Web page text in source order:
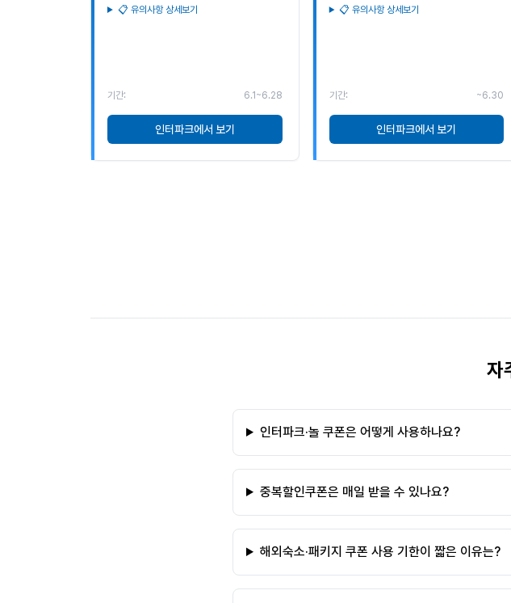
📋 유의사항 상세보기
기간: 6.1~6.28
인터파크에서 보기
📋 유의사항 상세보기
기간: ~6.30
인터파크에서 보기
자
인터파크·놀 쿠폰은 어떻게 사용하나요?
중복할인쿠폰은 매일 받을 수 있나요?
해외숙소·패키지 쿠폰 사용 기한이 짧은 이유는?